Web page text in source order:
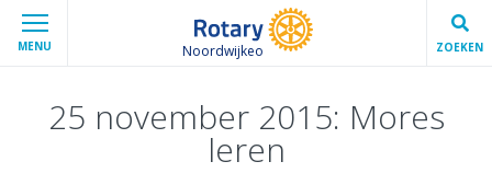
MENU Noordwijkeo ZOEKEN
25 november 2015: Mores
leren